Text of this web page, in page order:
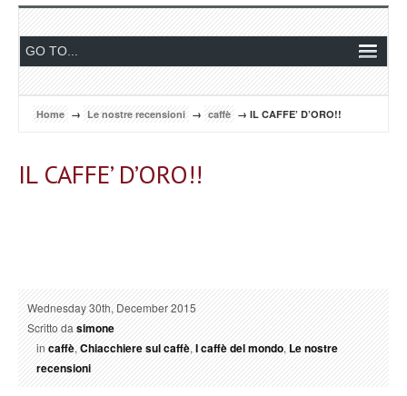
Home → Le nostre recensioni → caffè → IL CAFFE’ D’ORO!!
IL CAFFE’ D’ORO!!
Wednesday 30th, December 2015
Scritto dasimone
incaffè,Chiacchiere sul caffè,I caffè del mondo,Le nostre
recensioni